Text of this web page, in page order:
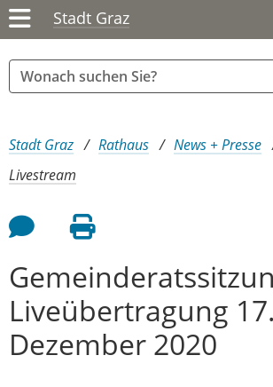
Stadt Graz
Sie sind hier:
Stadt Graz Rathaus News + Presse
Livestream
Feedback an Autor
Seite drucken
Liveübertragung 17.
Dezember 2020